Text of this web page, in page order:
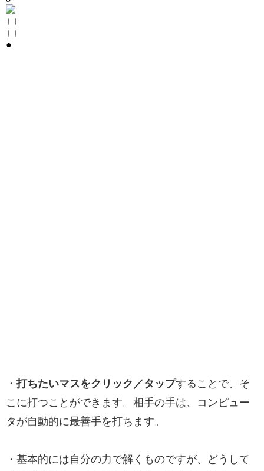
・打ちたいマスをクリック／タップすることで、そ
こに打つことができます。相手の手は、コンピュー
タが自動的に最善手を打ちます。
・基本的には自分の力で解くものですが、どうして